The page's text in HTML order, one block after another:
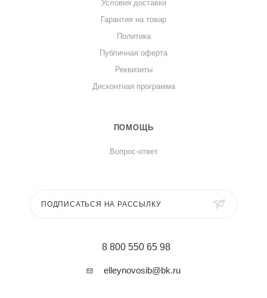
Условия доставки
Гарантия на товар
Политика
Публичная оферта
Реквизиты
Дисконтная программа
ПОМОЩЬ
Вопрос-ответ
ПОДПИСАТЬСЯ НА РАССЫЛКУ
8 800 550 65 98
elleynovosib@bk.ru